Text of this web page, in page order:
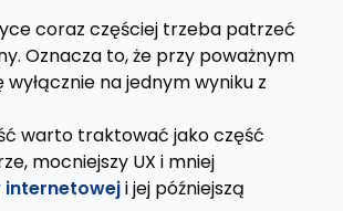
coraz częściej trzeba patrzeć
Oznacza to, że przy poważnym
na jednym wyniku z
warto traktować jako część
mocniejszy UX i mniej
i jej późniejszą